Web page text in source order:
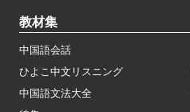
教材集
中国語会話
ひよこ中文リスニング
中国語文法大全